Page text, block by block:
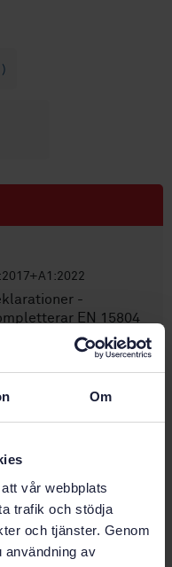
Om
vår webbplats
trafik och stödja
och tjänster. Genom
användning av
-
EN 15804
- Läs mer
Pris:965 SEK
Lägg i varukorgen
Fler alternativ